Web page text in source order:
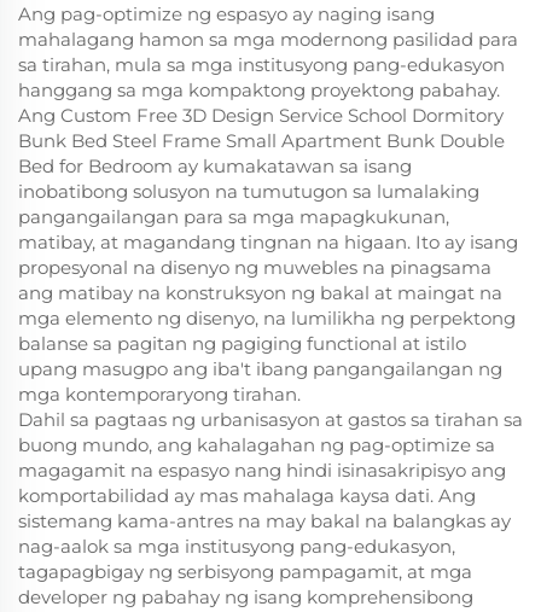
Ang pag-optimize ng espasyo ay naging isang
mahalagang hamon sa mga modernong pasilidad para
sa tirahan, mula sa mga institusyong pang-edukasyon
hanggang sa mga kompaktong proyektong pabahay.
Ang Custom Free 3D Design Service School Dormitory
Bunk Bed Steel Frame Small Apartment Bunk Double
Bed for Bedroom ay kumakatawan sa isang
inobatibong solusyon na tumutugon sa lumalaking
pangangailangan para sa mga mapagkukunan,
matibay, at magandang tingnan na higaan. Ito ay isang
propesyonal na disenyo ng muwebles na pinagsama
ang matibay na konstruksyon ng bakal at maingat na
mga elemento ng disenyo, na lumilikha ng perpektong
balanse sa pagitan ng pagiging functional at istilo
upang masugpo ang iba't ibang pangangailangan ng
mga kontemporaryong tirahan.
Dahil sa pagtaas ng urbanisasyon at gastos sa tirahan sa
buong mundo, ang kahalagahan ng pag-optimize sa
magagamit na espasyo nang hindi isinasakripisyo ang
komportabilidad ay mas mahalaga kaysa dati. Ang
sistemang kama-antres na may bakal na balangkas ay
nag-aalok sa mga institusyong pang-edukasyon,
tagapagbigay ng serbisyong pampagamit, at mga
developer ng pabahay ng isang komprehensibong